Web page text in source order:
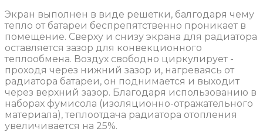
Экран выполнен в виде решетки, балгодаря чему
тепло от батареи беспрепятственно проникает в
помещение. Сверху и снизу экрана для радиатора
оставляется зазор для конвекционного
теплообмена. Воздух свободно циркулирует -
проходя через нижний зазор и, нагреваясь от
радиатора батареи, он поднимается и выходит
через верхний зазор. Благодаря использованию в
наборах фумисола (изоляционно-отражательного
материала), теплоотдача радиатора отопления
увеличивается на 25%.